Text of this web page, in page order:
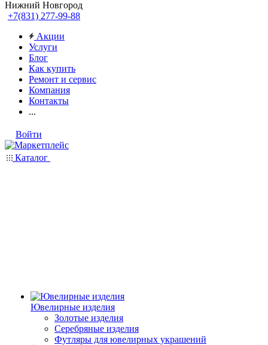
Нижний Новгород
+7(831) 277-99-88
Акции
Услуги
Блог
Как купить
Ремонт и сервис
Компания
Контакты
...
Войти
Каталог
Ювелирные изделия
Золотые изделия
Серебряные изделия
Футляры для ювелирных украшений